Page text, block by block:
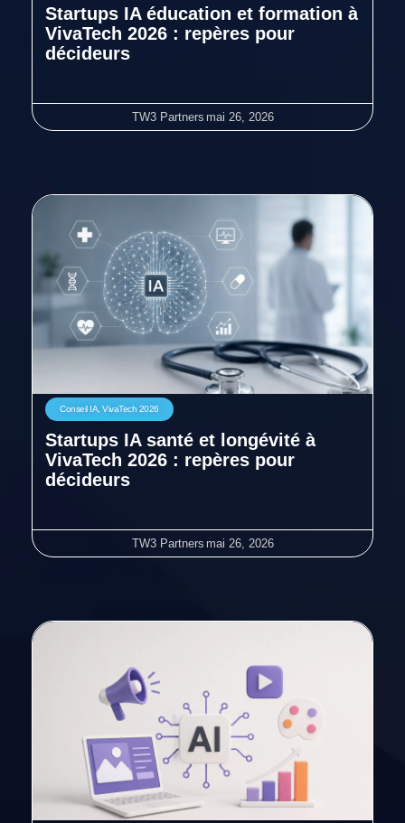
Startups IA éducation et formation à
VivaTech 2026 : repères pour
décideurs
TW3 Partners mai 26, 2026
Conseil IA, VivaTech 2026
Startups IA santé et longévité à
VivaTech 2026 : repères pour
décideurs
TW3 Partners mai 26, 2026